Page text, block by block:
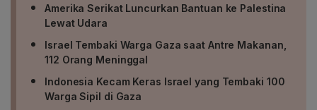
Amerika Serikat Luncurkan Bantuan ke Palestina
Lewat Udara
Israel Tembaki Warga Gaza saat Antre Makanan,
112 Orang Meninggal
Indonesia Kecam Keras Israel yang Tembaki 100
Warga Sipil di Gaza